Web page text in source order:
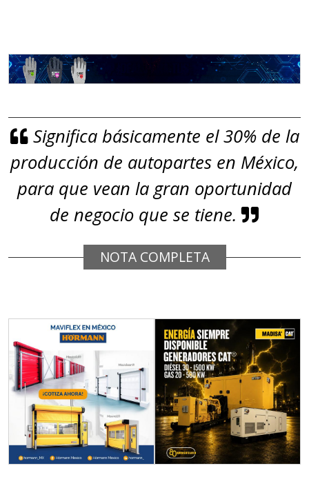
Significa básicamente el 30% de la
producción de autopartes en México,
para que vean la gran oportunidad
de negocio que se tiene.
NOTA COMPLETA